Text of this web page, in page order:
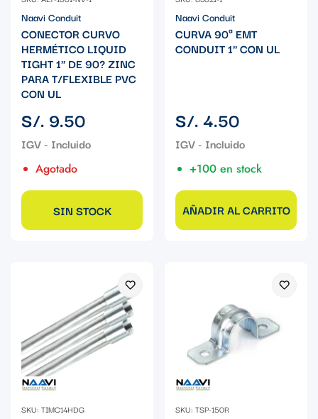
Naavi Conduit
CONECTOR CURVO
HERMÉTICO LIQUID
TIGHT 1" DE 90? ZINC
PARA T/FLEXIBLE PVC
CON UL
Precio
regular
S/. 9.50
Agotado
SIN STOCK
Naavi Conduit
CURVA 90ª EMT
CONDUIT 1" CON UL
Precio
regular
S/. 4.50
+100 en stock
AÑADIR AL CARRITO
SKU: TIMC14HDG SKU: TSP-150R